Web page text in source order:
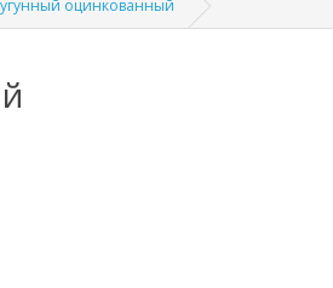
оцинкованный